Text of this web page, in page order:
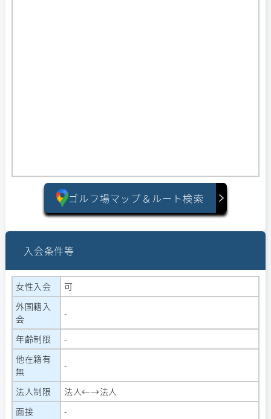
ゴルフ場マップ＆ルート検索
入会条件等
女性入会
可
外国籍入
会
-
年齢制限
-
他在籍有
無
-
法人制限
法人←→法人
面接
-